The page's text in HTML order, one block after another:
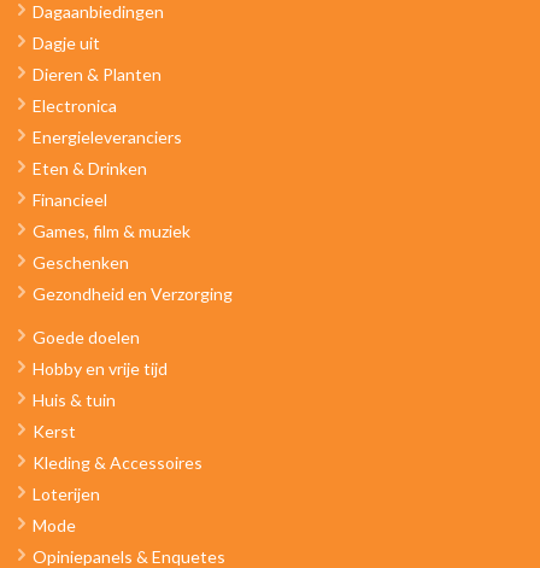
Dagaanbiedingen
Dagje uit
Dieren & Planten
Electronica
Energieleveranciers
Eten & Drinken
Financieel
Games, film & muziek
Geschenken
Gezondheid en Verzorging
Goede doelen
Hobby en vrije tijd
Huis & tuin
Kerst
Kleding & Accessoires
Loterijen
Mode
Opiniepanels & Enquetes